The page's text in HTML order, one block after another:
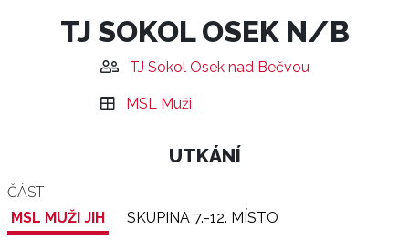
TJ SOKOL OSEK N/B
TJ Sokol Osek nad Bečvou
MSL Muži
UTKÁNÍ
ČÁST
MSL MUŽI JIH
SKUPINA 7.-12. MÍSTO